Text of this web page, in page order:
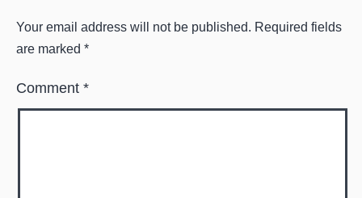
Your email address will not be published. Required fields
are marked *
Comment *